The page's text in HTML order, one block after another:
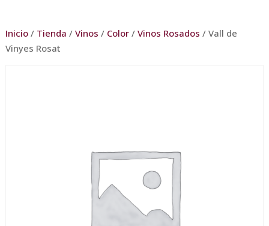
Inicio/ Tienda / Vinos / Color/ Vinos Rosados / Vall de
Vinyes Rosat